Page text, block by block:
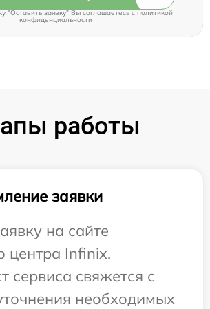
"Оставить заявку" Вы соглашаетесь cполитикой
конфиденциальности
работы
заявки
на сайте
центра Infinix.
сервиса свяжется с
необходимых